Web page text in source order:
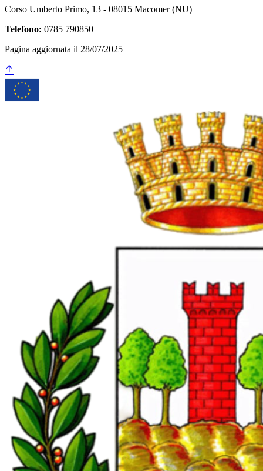
Corso Umberto Primo, 13 - 08015 Macomer (NU)
Telefono: 0785 790850
Pagina aggiornata il 28/07/2025